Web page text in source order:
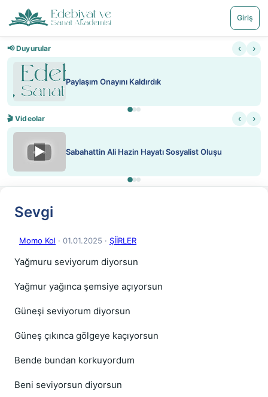
Giriş
📢 Duyurular ‹ ›
Paylaşım Onayını Kaldırdık
🎬 Videolar ‹ ›
▶ Sabahattin Ali Hazin Hayatı Sosyalist Oluşu
Sevgi
Momo Kol · 01.01.2025 · ŞİİRLER
Yağmuru seviyorum diyorsun
Yağmur yağınca şemsiye açıyorsun
Güneşi seviyorum diyorsun
Güneş çıkınca gölgeye kaçıyorsun
Bende bundan korkuyordum
Beni seviyorsun diyorsun